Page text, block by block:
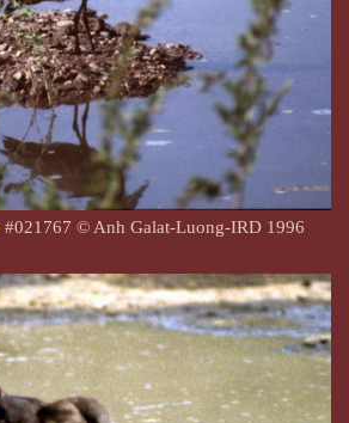
#021767 © Anh Galat-Luong-IRD 1996